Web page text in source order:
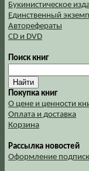
Букинистическое
Единственный
Авторефераты
CD и DVD
Поиск книг
Покупка книг
О цене и ценности
Оплата и доставка
Корзина
Рассылка новостей
Оформление